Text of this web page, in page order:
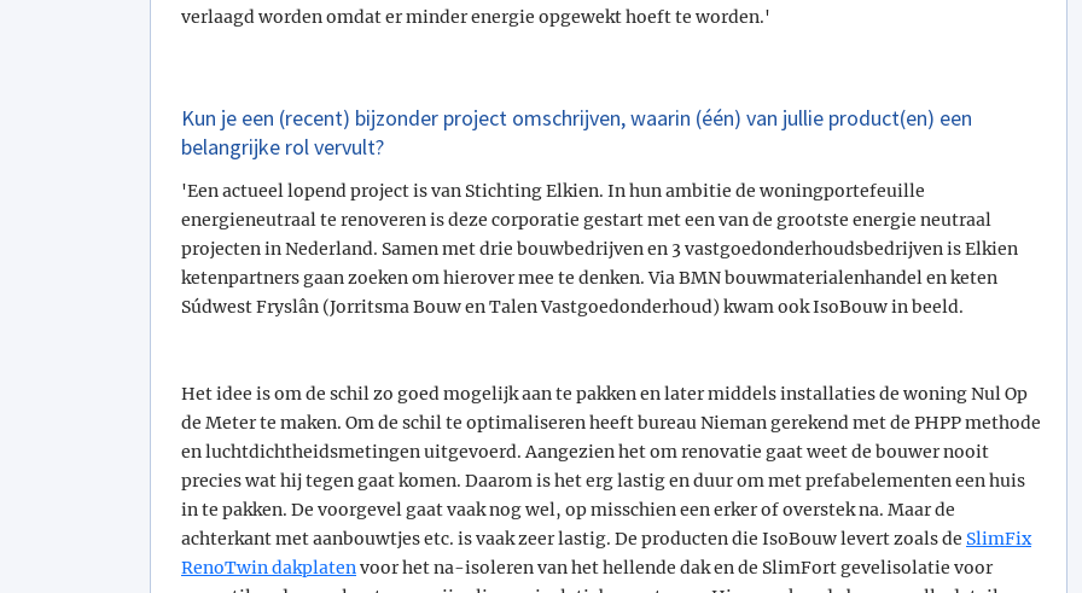
verlaagd worden omdat er minder energie opgewekt hoeft te worden.'
Kun je een (recent) bijzonder project omschrijven, waarin (één) van jullie product(en) een
belangrijke rol vervult?
'Een actueel lopend project is van Stichting Elkien. In hun ambitie de woningportefeuille
energieneutraal te renoveren is deze corporatie gestart met een van de grootste energie neutraal
projecten in Nederland. Samen met drie bouwbedrijven en 3 vastgoedonderhoudsbedrijven is Elkien
ketenpartners gaan zoeken om hierover mee te denken. Via BMN bouwmaterialenhandel en keten
Súdwest Fryslân (Jorritsma Bouw en Talen Vastgoedonderhoud) kwam ook IsoBouw in beeld.
Het idee is om de schil zo goed mogelijk aan te pakken en later middels installaties de woning Nul Op
de Meter te maken. Om de schil te optimaliseren heeft bureau Nieman gerekend met de PHPP methode
en luchtdichtheidsmetingen uitgevoerd. Aangezien het om renovatie gaat weet de bouwer nooit
precies wat hij tegen gaat komen. Daarom is het erg lastig en duur om met prefabelementen een huis
in te pakken. De voorgevel gaat vaak nog wel, op misschien een erker of overstek na. Maar de
achterkant met aanbouwtjes etc. is vaak zeer lastig. De producten die IsoBouw levert zoals de SlimFix
RenoTwin dakplatenvoor het na-isoleren van het hellende dak en de SlimFort gevelisolatie voor